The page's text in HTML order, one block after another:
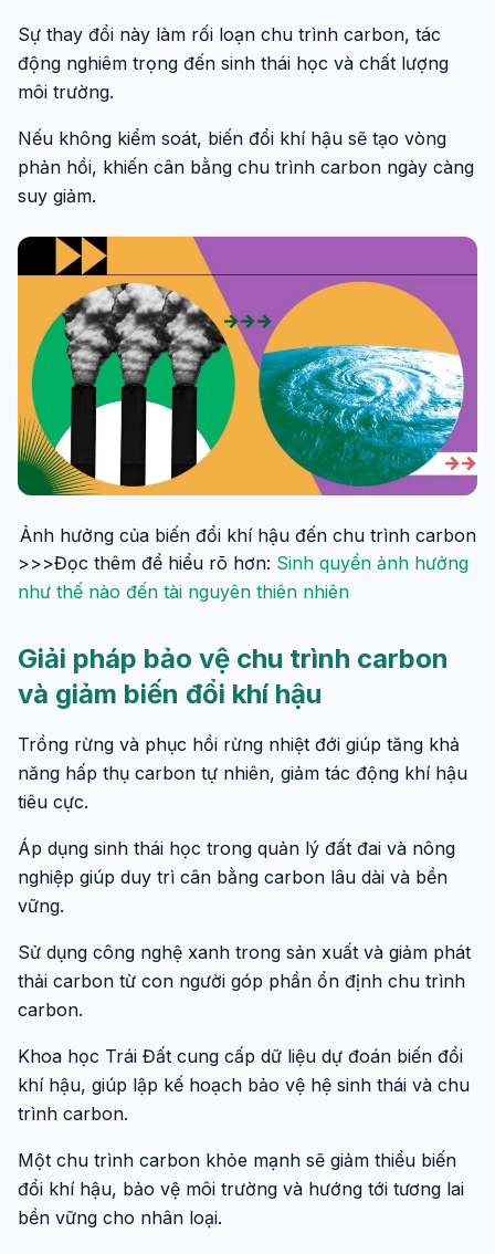
Sự thay đổi này làm rối loạn chu trình carbon, tác
động nghiêm trọng đến sinh thái học và chất lượng
môi trường.
Nếu không kiểm soát, biến đổi khí hậu sẽ tạo vòng
phản hồi, khiến cân bằng chu trình carbon ngày càng
suy giảm.
Ảnh hưởng của biến đổi khí hậu đến chu trình carbon
>>>Đọc thêm để hiểu rõ hơn: Sinh quyển ảnh hưởng
như thế nào đến tài nguyên thiên nhiên
Giải pháp bảo vệ chu trình carbon
và giảm biến đổi khí hậu
Trồng rừng và phục hồi rừng nhiệt đới giúp tăng khả
năng hấp thụ carbon tự nhiên, giảm tác động khí hậu
tiêu cực.
Áp dụng sinh thái học trong quản lý đất đai và nông
nghiệp giúp duy trì cân bằng carbon lâu dài và bền
vững.
Sử dụng công nghệ xanh trong sản xuất và giảm phát
thải carbon từ con người góp phần ổn định chu trình
carbon.
Khoa học Trái Đất cung cấp dữ liệu dự đoán biến đổi
khí hậu, giúp lập kế hoạch bảo vệ hệ sinh thái và chu
trình carbon.
Một chu trình carbon khỏe mạnh sẽ giảm thiểu biến
đổi khí hậu, bảo vệ môi trường và hướng tới tương lai
bền vững cho nhân loại.